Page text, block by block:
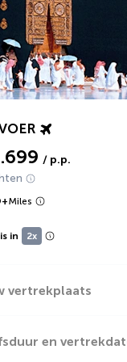
/ p.p.
+Miles
in 2x
vertrekplaats
en